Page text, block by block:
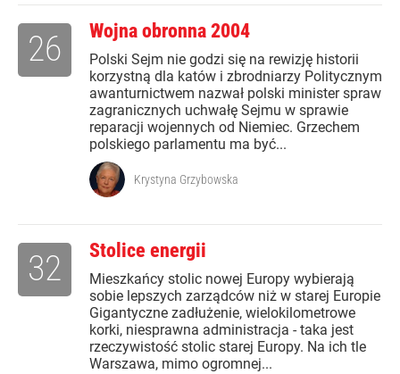
Wojna obronna 2004
Polski Sejm nie godzi się na rewizję historii
korzystną dla katów i zbrodniarzy Politycznym
awanturnictwem nazwał polski minister spraw
zagranicznych uchwałę Sejmu w sprawie
reparacji wojennych od Niemiec. Grzechem
polskiego parlamentu ma być...
26
Krystyna Grzybowska
Stolice energii
Mieszkańcy stolic nowej Europy wybierają
sobie lepszych zarządców niż w starej Europie
Gigantyczne zadłużenie, wielokilometrowe
korki, niesprawna administracja - taka jest
rzeczywistość stolic starej Europy. Na ich tle
Warszawa, mimo ogromnej...
32